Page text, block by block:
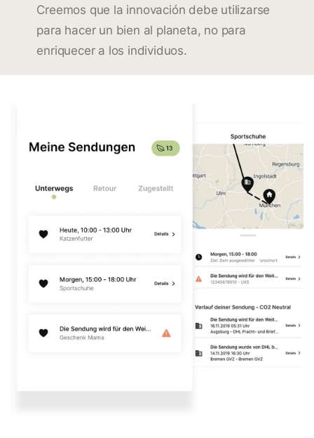
Creemos que la innovación debe utilizarse
para hacer un bien al planeta, no para
enriquecer a los individuos.